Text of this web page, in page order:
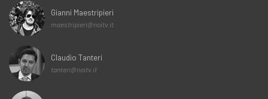
Gianni Maestripieri
maestripieri@noitv.it
Claudio Tanteri
tanteri@noitv.it